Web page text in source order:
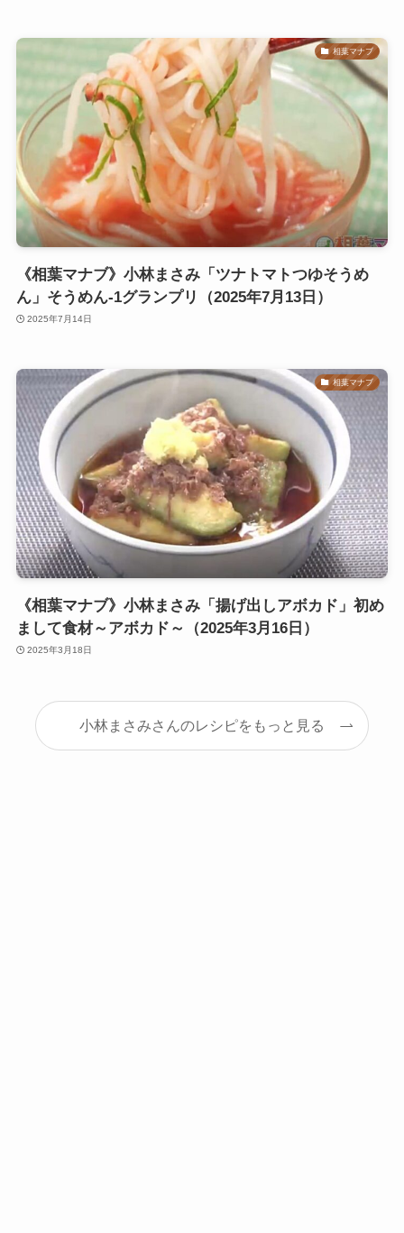
相葉マナブ
《相葉マナブ》小林まさみ「ツナトマトつゆそうめ
ん」そうめん-1グランプリ（2025年7月13日）
2025年7月14日
相葉マナブ
《相葉マナブ》小林まさみ「揚げ出しアボカド」初め
まして食材～アボカド～（2025年3月16日）
2025年3月18日
小林まさみさんのレシピをもっと見る